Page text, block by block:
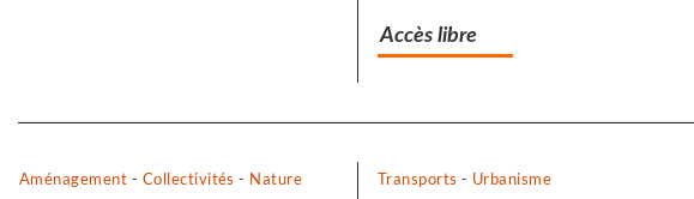
Accès libre
Separateur
Aménagement - Collectivités - Nature Transports - Urbanisme